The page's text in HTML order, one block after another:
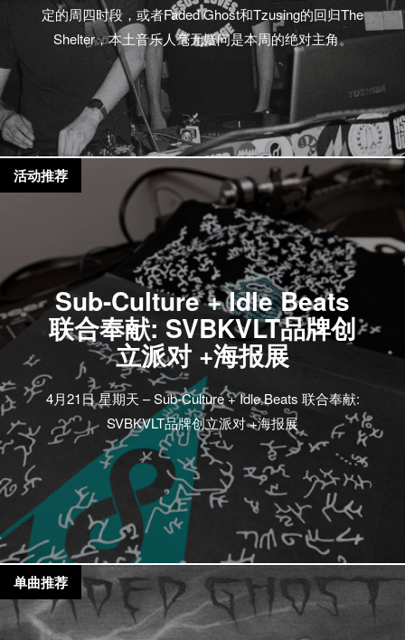
定的周四时段，或者Faded Ghost和Tzusing的回归The
Shelter，本土音乐人毫无疑问是本周的绝对主角。
Sub-Culture + Idle Beats
联合奉献: SVBKVLT品牌创
立派对 +海报展
4月21日 星期天 – Sub-Culture + Idle Beats 联合奉献:
SVBKVLT品牌创立派对 +海报展
活动推荐
单曲推荐